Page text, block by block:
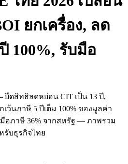
ยกเครื่อง, ลด
100%, รับมือ
ดสิทธิลดหย่อน CIT เป็น 13 ปี,
กเว้นภาษี 5 ปีเต็ม 100% ของมูลค่า
อภาษี 36% จากสหรัฐ — ภาพรวม
รับธุรกิจไทย